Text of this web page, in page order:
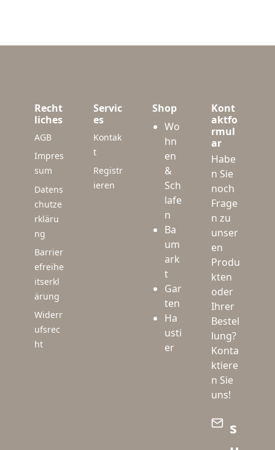
Recht
liches
AGB
Impres
sum
Datens
chutze
rkläru
ng
Barrier
efreihe
itserkl
ärung
Widerr
ufsrec
ht
Servic
es
Kontak
t
Registr
ieren
Shop
Wo
hn
en
&
Sch
lafe
n
Ba
um
ark
t
Gar
ten
Ha
usti
er
Kont
aktfo
rmul
ar
Habe
n Sie
noch
Frage
n zu
unser
en
Produ
kten
oder
Ihrer
Bestel
lung?
Konta
ktiere
n Sie
uns!
s